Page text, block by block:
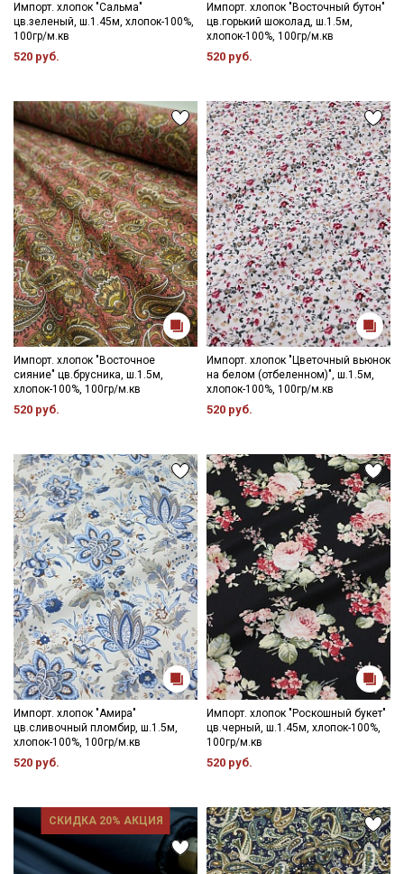
Импорт. хлопок "Сальма"
цв.зеленый, ш.1.45м, хлопок-100%,
100гр/м.кв
520 руб.
Импорт. хлопок "Восточный бутон"
цв.горький шоколад, ш.1.5м,
хлопок-100%, 100гр/м.кв
520 руб.
Импорт. хлопок "Восточное
сияние" цв.брусника, ш.1.5м,
хлопок-100%, 100гр/м.кв
520 руб.
Импорт. хлопок "Цветочный вьюнок
на белом (отбеленном)", ш.1.5м,
хлопок-100%, 100гр/м.кв
520 руб.
Импорт. хлопок "Амира"
цв.сливочный пломбир, ш.1.5м,
хлопок-100%, 100гр/м.кв
520 руб.
Импорт. хлопок "Роскошный букет"
цв.черный, ш.1.45м, хлопок-100%,
100гр/м.кв
520 руб.
СКИДКА 20% АКЦИЯ